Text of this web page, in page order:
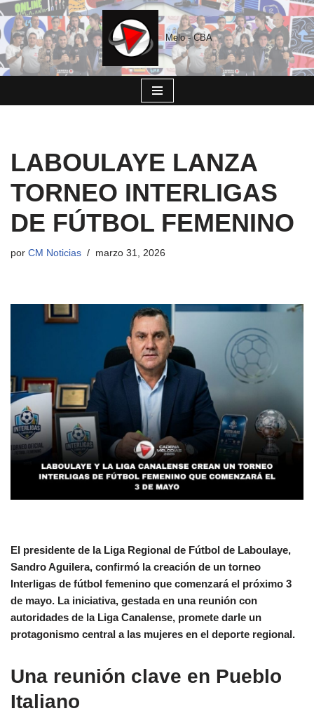
Saltar
al
contenido
Melo - CBA
LABOULAYE LANZA
TORNEO INTERLIGAS
DE FÚTBOL FEMENINO
por CM Noticias marzo 31, 2026
El presidente de la Liga Regional de Fútbol de Laboulaye,
Sandro Aguilera, confirmó la creación de un torneo
Interligas de fútbol femenino que comenzará el próximo 3
de mayo. La iniciativa, gestada en una reunión con
autoridades de la Liga Canalense, promete darle un
protagonismo central a las mujeres en el deporte regional.
Una reunión clave en Pueblo
Italiano